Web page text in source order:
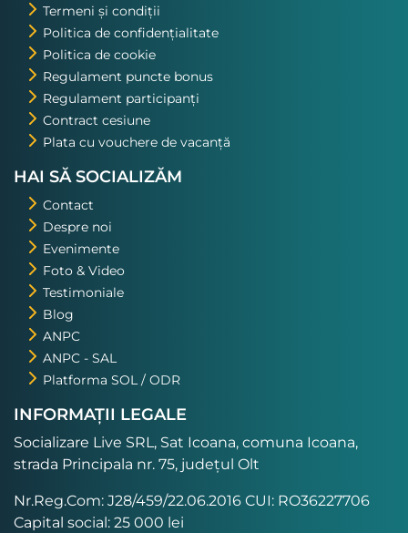
Termeni și condiții
Politica de confidențialitate
Politica de cookie
Regulament puncte bonus
Regulament participanți
Contract cesiune
Plata cu vouchere de vacanță
HAI SĂ SOCIALIZĂM
Contact
Despre noi
Evenimente
Foto & Video
Testimoniale
Blog
ANPC
ANPC - SAL
Platforma SOL / ODR
INFORMAȚII LEGALE
Socializare Live SRL, Sat Icoana, comuna Icoana,
strada Principala nr. 75, județul Olt
Nr.Reg.Com: J28/459/22.06.2016 CUI: RO36227706
Capital social: 25 000 lei